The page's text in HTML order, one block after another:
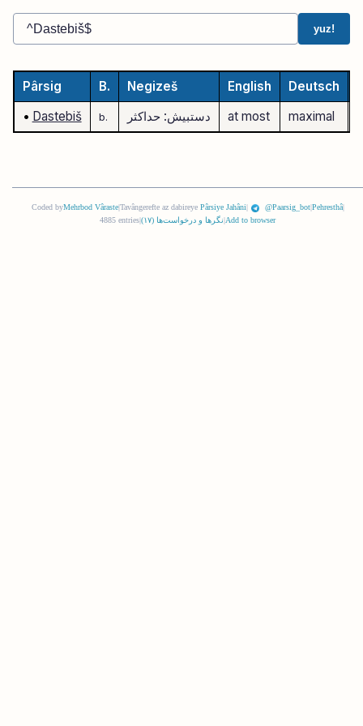
yuz!
Pârsig B. Negizeš English Deutsch
• Dastebiš b. دستبیش: حداکثر at most maximal
Coded byMehrbod Vâraste|Tavângerefte az dabireye Pârsiye Jahâni| @Paarsig_bot|Pehresthâ|
4885 entries
نگرها و درخواست‌ها (١٧) Add to browser